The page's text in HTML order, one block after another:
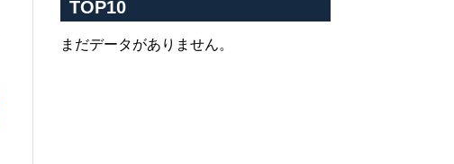
TOP10
まだデータがありません。